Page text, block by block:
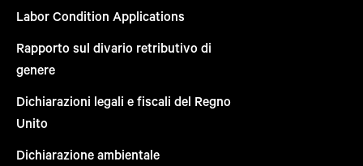
Labor Condition Applications
Rapporto sul divario retributivo di
genere
Dichiarazioni legali e fiscali del Regno
Unito
Dichiarazione ambientale